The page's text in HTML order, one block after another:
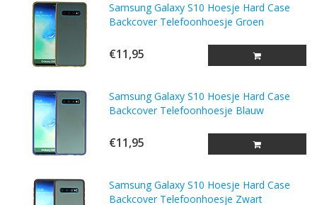
Samsung Galaxy S10 Hoesje Hard Case
Backcover Telefoonhoesje Groen
€11,95
Samsung Galaxy S10 Hoesje Hard Case
Backcover Telefoonhoesje Blauw
€11,95
Samsung Galaxy S10 Hoesje Hard Case
Backcover Telefoonhoesje Zwart